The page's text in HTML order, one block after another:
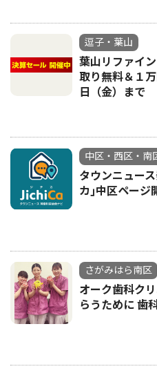
逗子・葉山
葉山リファイ
取り無料＆１
日（金）まで
中区・西区・南
タウンニュー
カ｣中区ページ
さがみはら南区
オーク歯科ク
らうために 歯